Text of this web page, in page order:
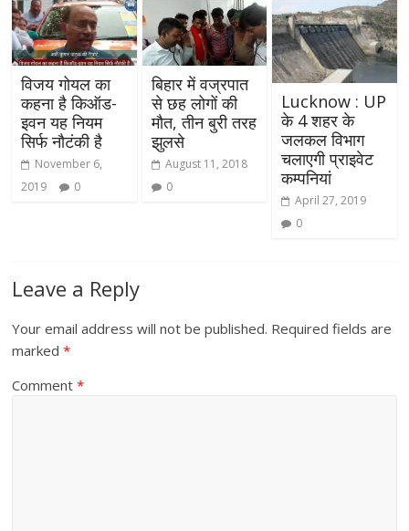
विजय गोयल का
कहना है किऑड-
इवन यह नियम
सिर्फ नौटंकी है
November 6,
2019
0
बिहार में वज्रपात
से छह लोगों की
मौत, तीन बुरी तरह
झुलसे
August 11, 2018
0
Lucknow : UP
के 4 शहर के
जलकल विभाग
चलाएगी प्राइवेट
कम्पनियां
April 27, 2019
0
Leave a Reply
Your email address will not be published. Required fields are
marked*
Comment*